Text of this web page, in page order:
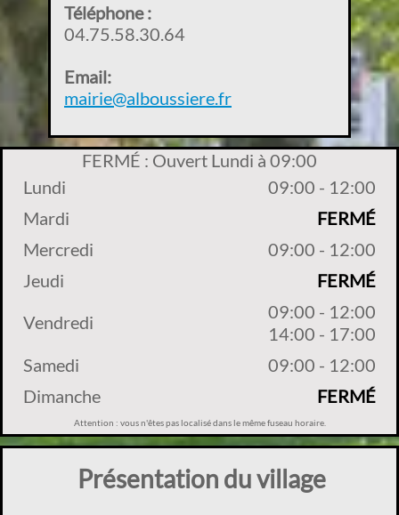
Téléphone :
04.75.58.30.64
Email:
mairie@alboussiere.fr
FERMÉ : Ouvert Lundi à 09:00
Lundi
09:00 - 12:00
Mardi
FERMÉ
Mercredi
09:00 - 12:00
Jeudi
FERMÉ
Vendredi
09:00 - 12:00
14:00 - 17:00
Samedi
09:00 - 12:00
Dimanche
FERMÉ
Attention : vous n'êtes pas localisé dans le même fuseau horaire.
Présentation du village